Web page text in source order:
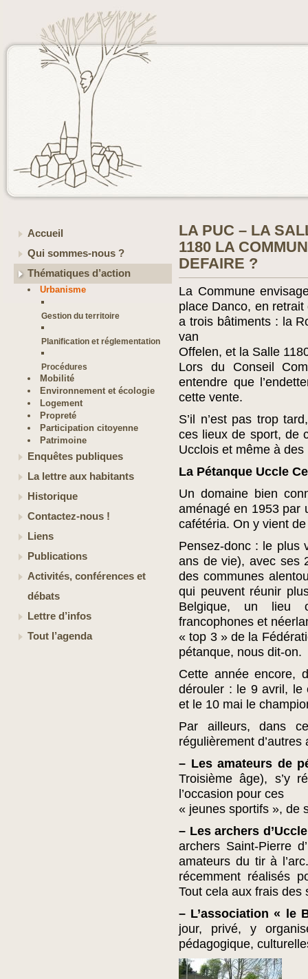
Accueil
Qui sommes-nous ?
Thématiques d’action
Urbanisme
Gestion du territoire
Planification et réglementation
Procédures
Mobilité
Environnement et écologie
Logement
Propreté
Participation citoyenne
Patrimoine
Enquêtes publiques
La lettre aux habitants
Historique
Contactez-nous !
Liens
Publications
Activités, conférences et
débats
Lettre d’infos
Tout l’agenda
LA PUC – LA
1180 LA
DEFAIRE ?
La Commune
place Danco, en
a trois bâtiments : la
van
Offelen, et la Salle
Lors du Conseil
entendre que
cette vente.
S’il n’est pas trop
ces lieux de sport, de
Ucclois et même à
La Pétanque Uccle
Un domaine bien
aménagé en 1953 par
cafétéria. On y vient
Pensez-donc : le plus
ans de vie), avec ses
des communes
qui peuvent réunir
Belgique, un lieu
francophones et
« top 3 » de la
pétanque, nous dit-on.
Cette année encore,
dérouler : le 9 avril, le
et le 10 mai le
Par ailleurs, dans
régulièrement
– Les amateurs de
Troisième âge), s’y
l’occasion pour ces
« jeunes sportifs », de
– Les archers d’Uccle
archers Saint-Pierre
amateurs du tir à
récemment réalisés
Tout cela aux frais des
– L’association « le
jour, privé, y
pédagogique,